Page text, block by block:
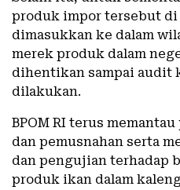
produk impor tersebut
dimasukkan ke dalam
merek produk dalam
dihentikan sampai audit
dilakukan.
BPOM RI terus
dan pemusnahan serta
dan pengujian terhadap
produk ikan dalam